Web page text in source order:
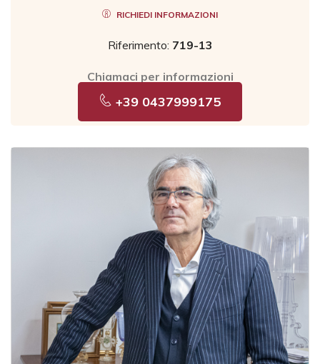
RICHIEDI INFORMAZIONI
Riferimento: 719-13
Chiamaci per informazioni
+39 0437999175